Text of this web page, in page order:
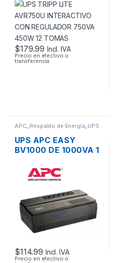
REGULADOR 750VA
450W 12 TOMAS
$179.99 Incl. IVA
Precio en efectivo o
transferencia
APC, Respaldo de Energía, UPS
UPS APC EASY
BV1000 DE 1000VA 1
120V
$114.99 Incl. IVA
Precio en efectivo o